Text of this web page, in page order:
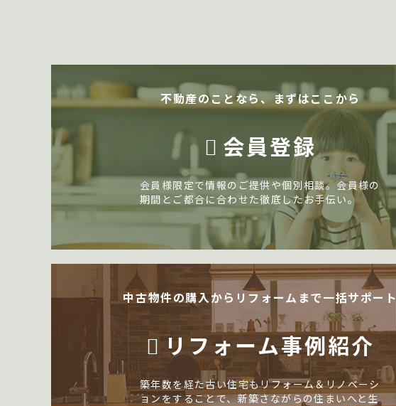
不動産のことなら、まずはここから
会員登録
会員様限定で情報のご提供や個別相談。会員様の
期間とご都合に合わせた徹底したお手伝い。
中古物件の購入からリフォームまで一括サポート
リフォーム事例紹介
築年数を経た古い住宅もリフォーム＆リノベーシ
ョンをすることで、新築さながらの住まいへと生